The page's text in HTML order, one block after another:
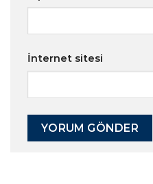
İnternet sitesi